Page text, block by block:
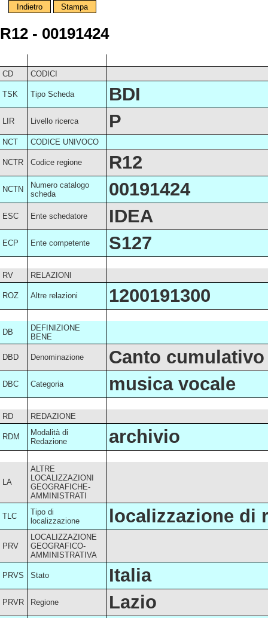
Indietro Stampa
R12 - 00191424
CD CODICI
TSK Tipo Scheda BDI
LIR Livello ricerca P
NCT CODICE UNIVOCO
NCTR Codice regione R12
NCTN
Numero catalogo
scheda
00191424
ESC Ente schedatore IDEA
ECP Ente competente S127
RV RELAZIONI
ROZ Altre relazioni 1200191300
DB
DEFINIZIONE
BENE
DBD Denominazione Canto cumulativo
DBC Categoria musica vocale
RD REDAZIONE
RDM
Modalità di
Redazione
archivio
LA
ALTRE
LOCALIZZAZIONI
GEOGRAFICHE-
AMMINISTRATI
TLC
Tipo di
localizzazione
localizzazione di
PRV
LOCALIZZAZIONE
GEOGRAFICO-
AMMINISTRATIVA
PRVS Stato Italia
PRVR Regione Lazio